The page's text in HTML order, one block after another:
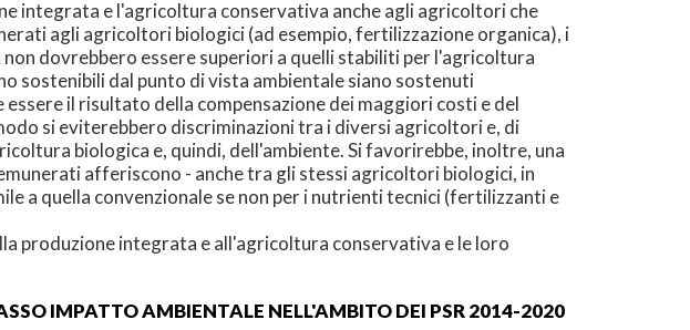
integrata e l'agricoltura conservativa anche agli agricoltori che
agli agricoltori biologici (ad esempio, fertilizzazione organica), i
dovrebbero essere superiori a quelli stabiliti per l'agricoltura
sostenibili dal punto di vista ambientale siano sostenuti
il risultato della compensazione dei maggiori costi e del
si eviterebbero discriminazioni tra i diversi agricoltori e, di
biologica e, quindi, dell'ambiente. Si favorirebbe, inoltre, una
afferiscono - anche tra gli stessi agricoltori biologici, in
a quella convenzionale se non per i nutrienti tecnici (fertilizzanti e
produzione integrata e all'agricoltura conservativa e le loro
IMPATTO AMBIENTALE NELL'AMBITO DEI PSR 2014-2020